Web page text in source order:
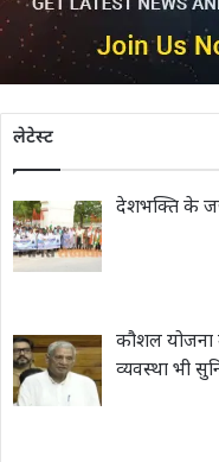
लेटेस्ट
देशभक्ति के
कौशल योजना
व्यवस्था भी